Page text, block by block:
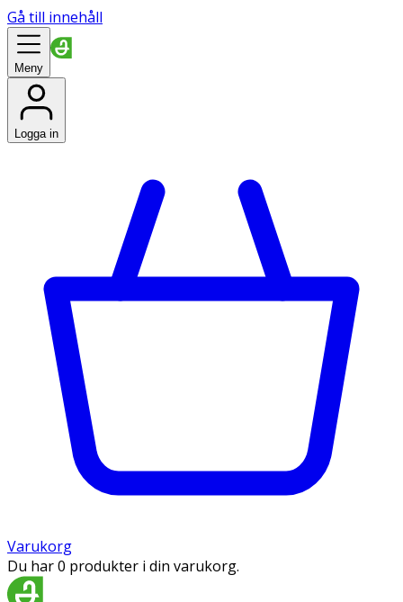
Gå till innehåll
Meny
Logga in
Varukorg
Du har 0 produkter i din varukorg.